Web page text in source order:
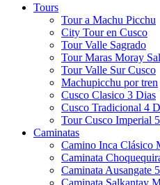
Tours
Tour a Machu Picchu
City Tour en Cusco
Tour Valle Sagrado
Tour Maras Moray
Tour Valle Sur Cusco
Machupicchu por tren
Cusco Clasico 3 Dias
Cusco Tradicional 4
Tour Cusco Imperial
Caminatas
Camino Inca Clásico
Caminata
Caminata Ausangate
Caminata Salkantay